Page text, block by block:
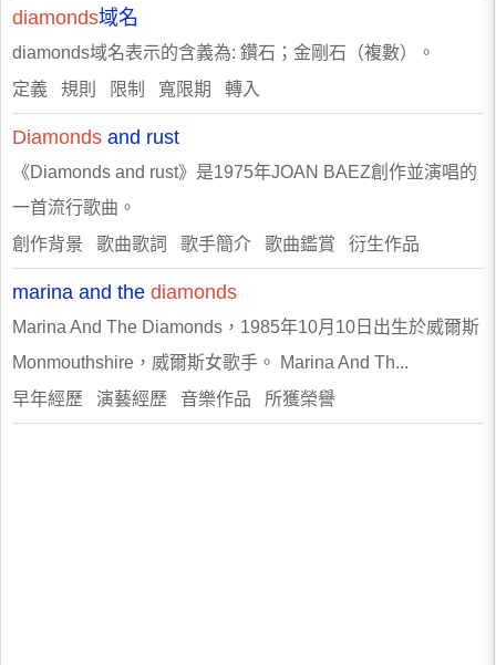
diamonds域名
diamonds域名表示的含義為: 鑽石；金剛石（複數）。
定義 規則 限制 寬限期 轉入
Diamonds and rust
《Diamonds and rust》是1975年JOAN BAEZ創作並演唱的
一首流行歌曲。
創作背景 歌曲歌詞 歌手簡介 歌曲鑑賞 衍生作品
marina and the diamonds
Marina And The Diamonds，1985年10月10日出生於威爾斯
Monmouthshire，威爾斯女歌手。 Marina And Th...
早年經歷 演藝經歷 音樂作品 所獲榮譽